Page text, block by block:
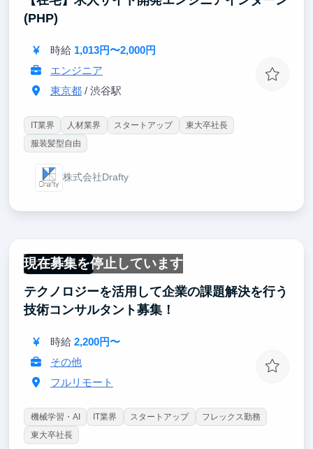
(PHP)
時給 1,013円〜2,000円
エンジニア
東京都/ 渋谷駅
IT業界 人材業界 スタートアップ
東大卒社長
服装髪型自由
株式会社Drafty
現在募集を停止しています
フルリモート
テクノロジーを活用して企業の課題解決を行う
技術コンサルタント募集！
時給 2,200円〜
その他
フルリモート
機械学習・AI IT業界 スタートアップ
フレックス勤務
東大卒社長